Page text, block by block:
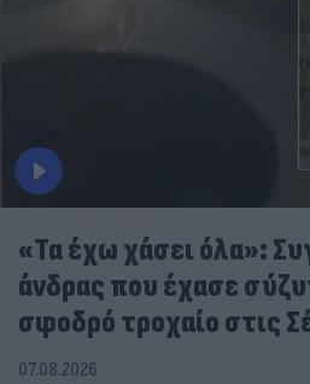
«Τα έχω χάσει όλα»:
άνδρας που έχασε
σφοδρό τροχαίο στις
07.08.2026